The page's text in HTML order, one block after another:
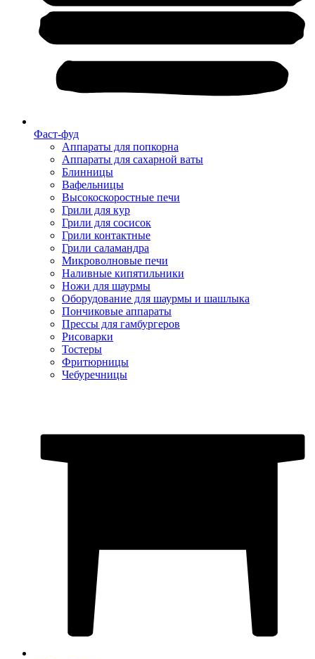
Фаст-фуд
Аппараты для попкорна
Аппараты для сахарной ваты
Блинницы
Вафельницы
Высокоскоростные печи
Грили для кур
Грили для сосисок
Грили контактные
Грили саламандра
Микроволновые печи
Наливные кипятильники
Ножи для шаурмы
Оборудование для шаурмы и шашлыка
Пончиковые аппараты
Прессы для гамбургеров
Рисоварки
Тостеры
Фритюрницы
Чебуречницы